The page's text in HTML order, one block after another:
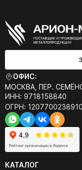
ОФИС:
МОСКВА, ПЕР.
ИНН: 9718158840
ОГРН: 1207700238910
КАТАЛОГ